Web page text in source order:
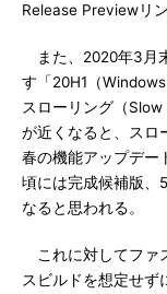
Release Previewリ
また、2020年3月
す「20H1（
スローリング（
が近くなると、スロ
春の機能アップデー
頃には完成候補版、
なると思われる。
これに対してファ
スビルドを想定せず